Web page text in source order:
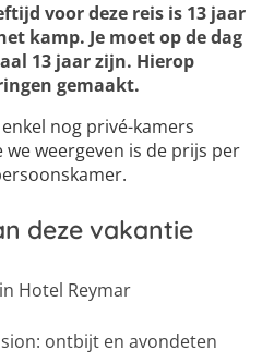
voor deze reis is 13 jaar
kamp. Je moet op de dag
13 jaar zijn. Hierop
gemaakt.
nog privé-kamers
weergeven is de prijs per
deze vakantie
Hotel Reymar
ontbijt en avondeten